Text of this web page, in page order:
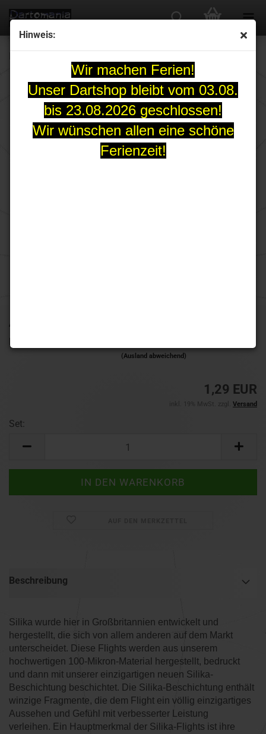
Hinweis:
Wir machen Ferien!
Unser Dartshop bleibt vom 03.08.
bis 23.08.2026 geschlossen!
Wir wünschen allen eine schöne
Ferienzeit!
Art.Nr.:
Lieferzeit:
(Ausland abweichend)
1,29 EUR
inkl. 19% MwSt. zzgl. Versand
Set:
Beschreibung
Silika wurde hier in Großbritannien entwickelt und
hergestellt, die sich von allem anderen auf dem Markt
unterscheidet. Diese Flights werden aus unserem
hochwertigen 100-Mikron-Material hergestellt, bedruckt
und dann mit unserer einzigartigen neuen Silika-
Beschichtung beschichtet. Die Silika-Beschichtung enthält
winzige Fragmente, die dem Flight ein völlig einzigartiges
Aussehen und Gefühl mit verbesserter Leistung
verleihen. Ein Hauptmerkmal der Silika-Flights ist ihre